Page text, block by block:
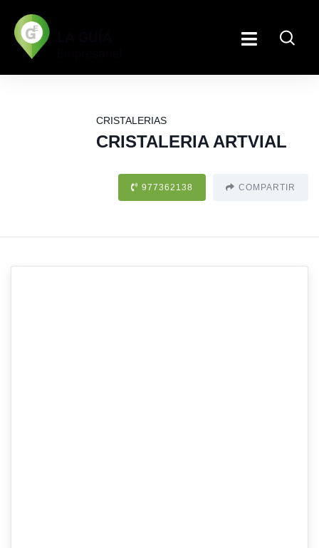
CRISTALERIAS
CRISTALERIA ARTVIAL
977362138 COMPARTIR